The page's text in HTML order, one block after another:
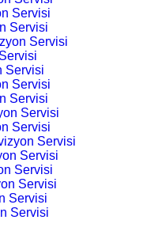
Servisi
Servisi
Servisi
Servisi
Servisi
Servisi
Servisi
Servisi
Servisi
Servisi
Servisi
Servisi
Servisi
Servisi